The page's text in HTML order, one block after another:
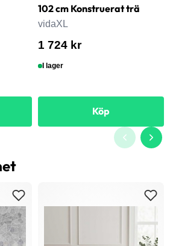
102 cm Konstruerat trä
vidaXL
1 724 kr
I lager
Köp